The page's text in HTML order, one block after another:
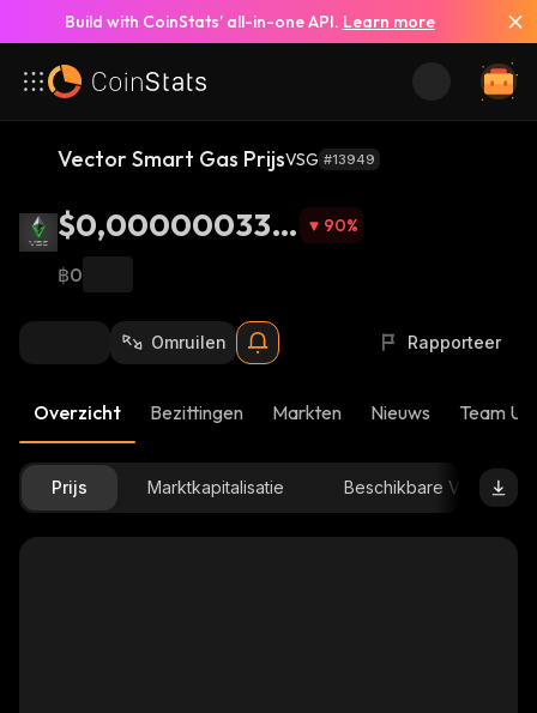
Build with CoinStats’ all-in-one API. Learn more
Vector Smart Gas PrijsVSG #13949
$0,000000335
8
90%
฿0
Omruilen Rapporteer
Overzicht Bezittingen Markten Nieuws Team
Prijs Marktkapitalisatie Beschikbare Voorraad